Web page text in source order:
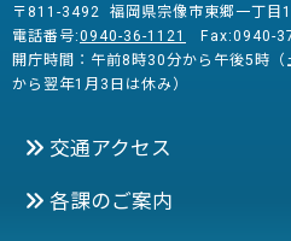
〒811-3492 福岡県宗像市東郷一丁目
電話番号:0940-36-1121
Fax:0940-
開庁時間：午前8時30分から午後5時
から翌年1月3日は休み）
交通アクセス
各課のご案内